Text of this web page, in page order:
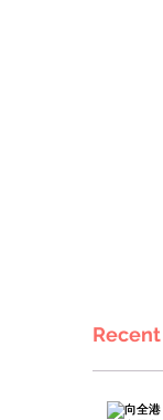
Recent